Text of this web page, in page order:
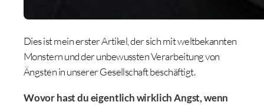
Dies ist mein erster Artikel, der sich mit weltbekannten
Monstern und der unbewussten Verarbeitung von
Ängsten in unserer Gesellschaft beschäftigt.
Wovor hast du eigentlich wirklich Angst, wenn